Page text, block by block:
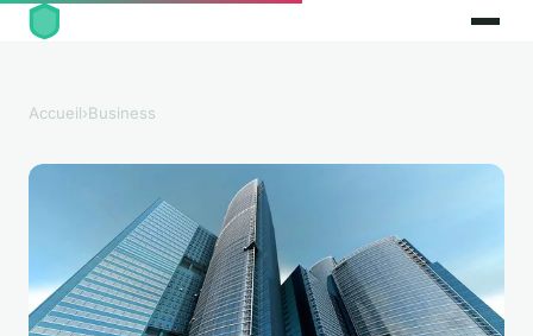
Accueil›Business